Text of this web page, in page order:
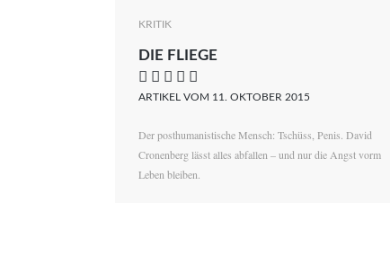
KRITIK
DIE FLIEGE
    
ARTIKEL VOM 11. OKTOBER 2015
Der posthumanistische Mensch: Tschüss, Penis. David
Cronenberg lässt alles abfallen – und nur die Angst vorm
Leben bleiben.